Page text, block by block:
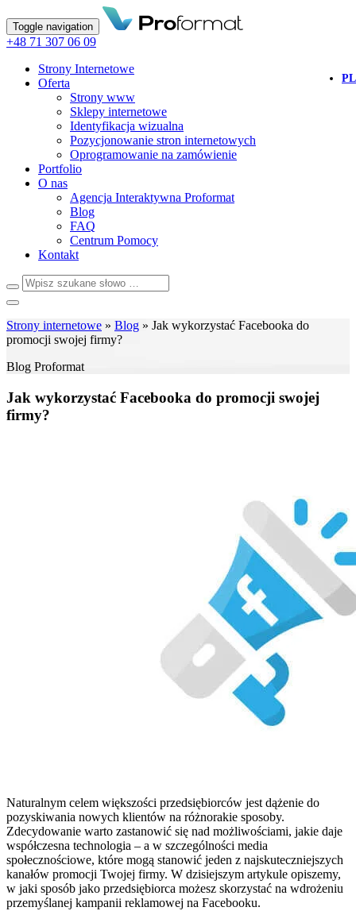
Toggle navigation
+48 71 307 06 09
PL
Strony Internetowe
Oferta
Strony www
Sklepy internetowe
Identyfikacja wizualna
Pozycjonowanie stron internetowych
Oprogramowanie na zamówienie
Portfolio
O nas
Agencja Interaktywna Proformat
Blog
FAQ
Centrum Pomocy
Kontakt
Strony internetowe » Blog » Jak wykorzystać Facebooka do
promocji swojej firmy?
Blog Proformat
Jak wykorzystać Facebooka do promocji swojej
firmy?
Naturalnym celem większości przedsiębiorców jest dążenie do
pozyskiwania nowych klientów na różnorakie sposoby.
Zdecydowanie warto zastanowić się nad możliwościami, jakie daje
współczesna technologia – a w szczególności media
społecznościowe, które mogą stanowić jeden z najskuteczniejszych
kanałów promocji Twojej firmy. W dzisiejszym artykule opiszemy,
w jaki sposób jako przedsiębiorca możesz skorzystać na wdrożeniu
przemyślanej kampanii reklamowej na Facebooku.